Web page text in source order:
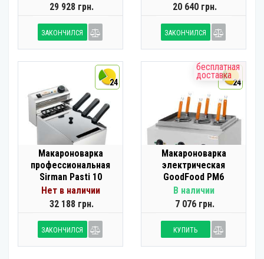
29 928 грн.
ЗАКОНЧИЛСЯ
20 640 грн.
ЗАКОНЧИЛСЯ
24
Макароноварка
профессиональная
Sirman Pasti 10
Нет в наличии
32 188 грн.
ЗАКОНЧИЛСЯ
бесплатная
доставка
24
Макароноварка
электрическая
GoodFood PM6
В наличии
7 076 грн.
КУПИТЬ